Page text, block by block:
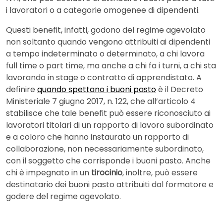
i lavoratori o a categorie omogenee di dipendenti.
Questi benefit, infatti, godono del regime agevolato
non soltanto quando vengono attribuiti ai dipendenti
a tempo indeterminato o determinato, a chi lavora
full time o part time, ma anche a chi fa i turni, a chi sta
lavorando in stage o contratto di apprendistato. A
definire quando spettano i buoni pastoè il Decreto
Ministeriale 7 giugno 2017, n. 122, che all’articolo 4
stabilisce che tale benefit può essere riconosciuto ai
lavoratori titolari di un rapporto di lavoro subordinato
e a coloro che hanno instaurato un rapporto di
collaborazione, non necessariamente subordinato,
con il soggetto che corrisponde i buoni pasto. Anche
chi è impegnato in un tirocinio, inoltre, può essere
destinatario dei buoni pasto attribuiti dal formatore e
godere del regime agevolato.